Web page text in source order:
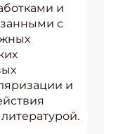
и
с
и